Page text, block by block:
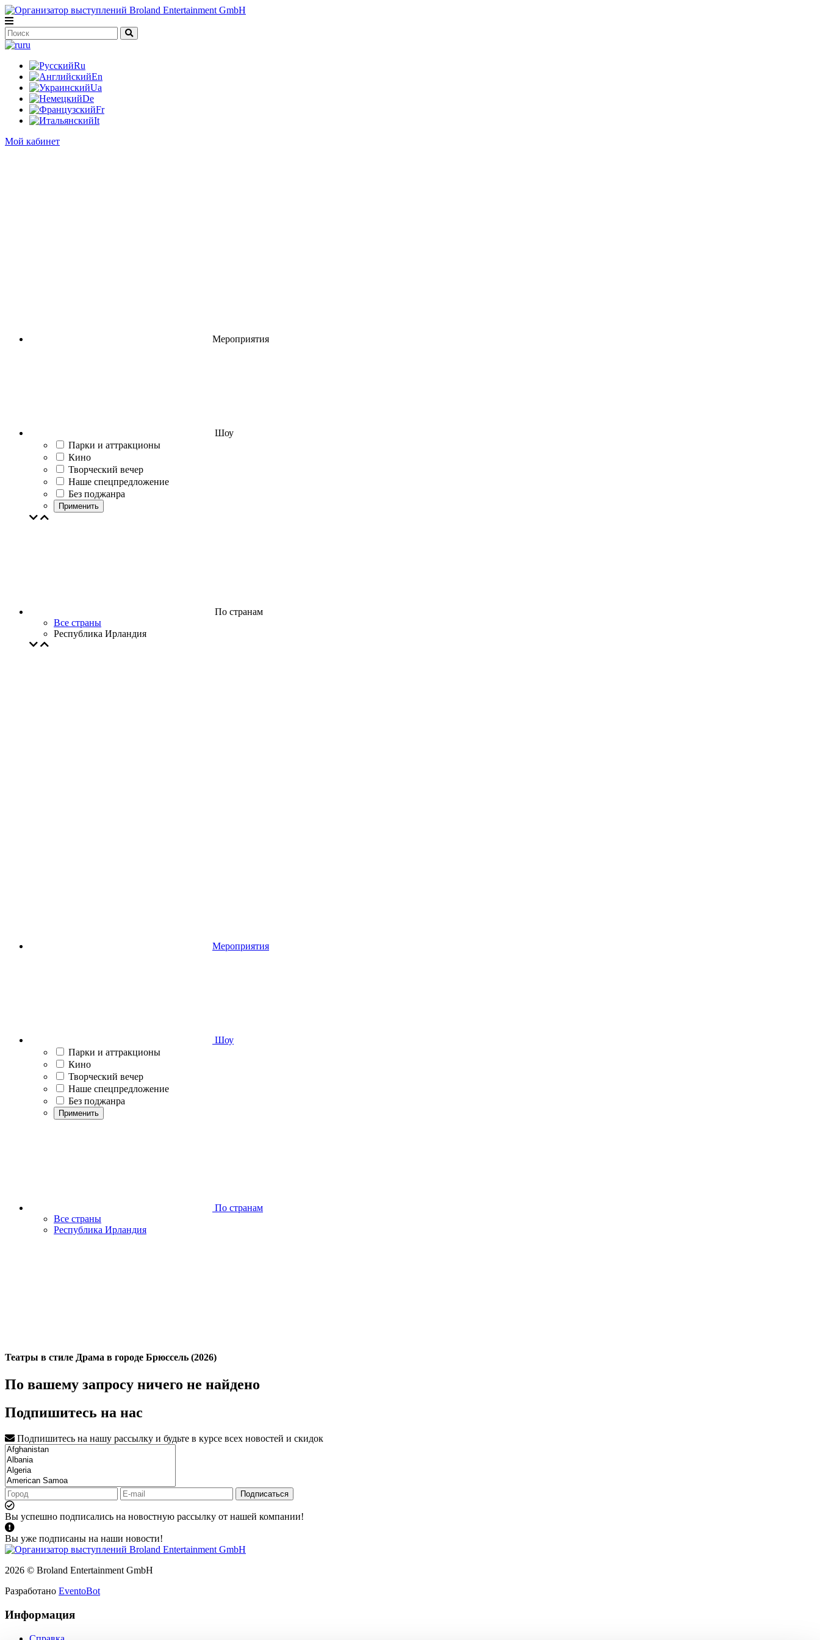
ru
Ru
En
Ua
De
Fr
It
Мой кабинет
Мероприятия
Шоу
Парки и аттракционы
Кино
Творческий вечер
Наше спецпредложение
Без поджанра
Применить
По странам
Все страны
Республика Ирландия
Мероприятия
Шоу
Парки и аттракционы
Кино
Творческий вечер
Наше спецпредложение
Без поджанра
Применить
По странам
Все страны
Республика Ирландия
Театры в стиле Драма в городе Брюссель (2026)
По вашему запросу ничего не найдено
Подпишитесь на нас
Подпишитесь на нашу рассылку и будьте в курсе всех новостей и скидок
Подписаться
Вы успешно подписались на новостную рассылку от нашей компании!
Вы уже подписаны на наши новости!
2026 © Broland Entertainment GmbH
Разработано EventoBot
Информация